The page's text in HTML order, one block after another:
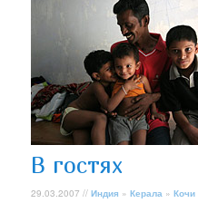
В гостях
29.03.2007 //Индия »Керала »Кочи